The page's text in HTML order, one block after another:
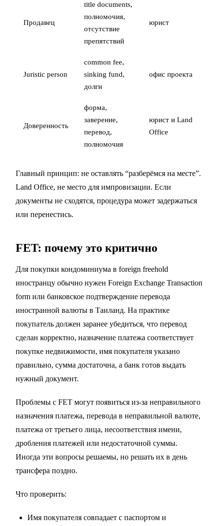
Продавец
title documents,
полномочия,
отсутствие
препятствий
юрист
Juristic person
common fee,
sinking fund,
долги
офис проекта
Доверенность
форма,
заверение,
перевод,
полномочия
юрист и Land
Office
Главный принцип: не оставлять “разберёмся на месте”.
Land Office, не место для импровизации. Если
документы не сходятся, процедура может задержаться
или перенестись.
FET: почему это критично
Для покупки кондоминиума в foreign freehold
иностранцу обычно нужен Foreign Exchange Transaction
form или банковское подтверждение перевода
иностранной валюты в Таиланд. На практике
покупатель должен заранее убедиться, что перевод
сделан корректно, назначение платежа соответствует
покупке недвижимости, имя покупателя указано
правильно, сумма достаточна, а банк готов выдать
нужный документ.
Проблемы с FET могут появиться из-за неправильного
назначения платежа, перевода в неправильной валюте,
платежа от третьего лица, несоответствия имени,
дробления платежей или недостаточной суммы.
Иногда эти вопросы решаемы, но решать их в день
трансфера поздно.
Что проверить:
Имя покупателя совпадает с паспортом и